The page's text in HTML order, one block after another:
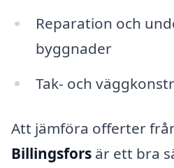
Reparation och
byggnader
Tak- och
Att jämföra offerter
Billingsfors är ett bra